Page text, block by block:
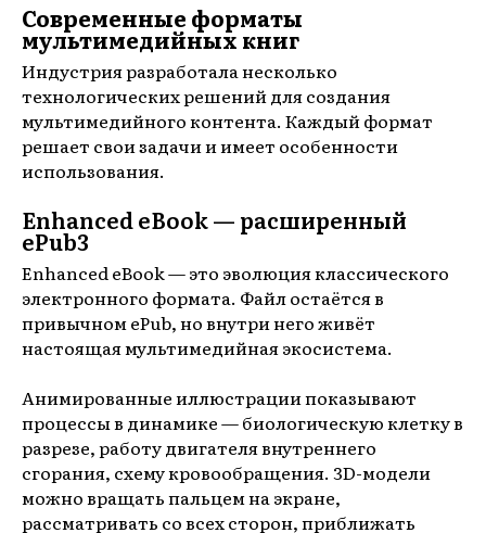
Современные форматы
мультимедийных книг
Индустрия разработала несколько
технологических решений для создания
мультимедийного контента. Каждый формат
решает свои задачи и имеет особенности
использования.
Enhanced eBook — расширенный
ePub3
Enhanced eBook — это эволюция классического
электронного формата. Файл остаётся в
привычном ePub, но внутри него живёт
настоящая мультимедийная экосистема.
Анимированные иллюстрации показывают
процессы в динамике — биологическую клетку в
разрезе, работу двигателя внутреннего
сгорания, схему кровообращения. 3D-модели
можно вращать пальцем на экране,
рассматривать со всех сторон, приближать